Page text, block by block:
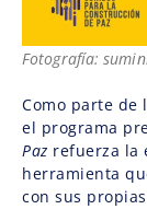
Fotografía:
Como parte de
el programa
Paz refuerza la
herramienta
con sus